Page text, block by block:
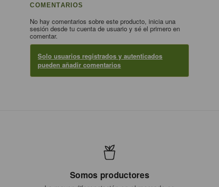
COMENTARIOS
No hay comentarios sobre este producto, inicia una
sesión desde tu cuenta de usuario y sé el primero en
comentar.
Solo usuarios registrados y autenticados
pueden añadir comentarios
Somos productores